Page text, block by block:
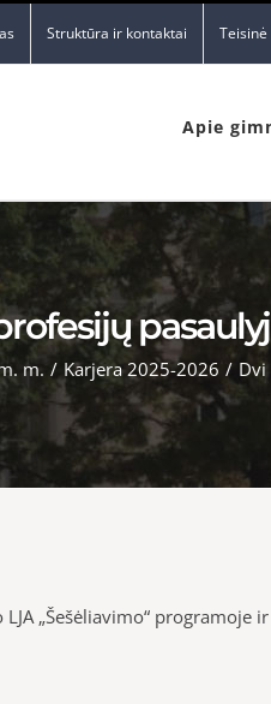
Struktūra ir kontaktai
Apie
m. / Karjera 2025-2026 /
„Šešėliavimo“